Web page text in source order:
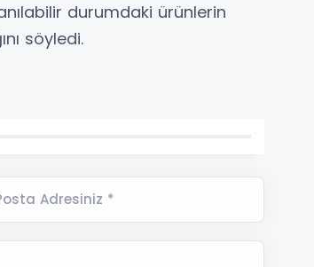
durumdaki ürünlerin
söyledi.
Adresiniz *